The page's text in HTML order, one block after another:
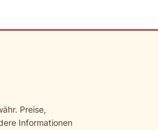
Preise,
Informationen